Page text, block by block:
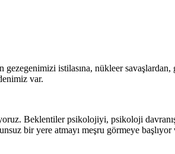
istilasına, nükleer savaşlardan,
var.
Beklentiler psikolojiyi, psikoloji
bir yere atmayı meşru görmeye başlıyor